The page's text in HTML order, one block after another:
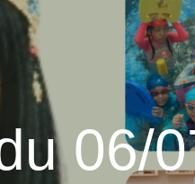
06/